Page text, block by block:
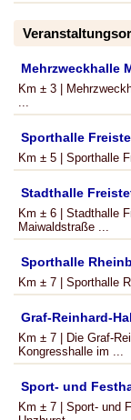
Mehrzweckhalle
Km ± 3 |
...
Sporthalle
Km ± 5 | Sporthalle
Stadthalle
Km ± 6 | Stadthalle
Maiwaldstraße ...
Sporthalle
Km ± 7 | Sporthalle
Graf-Reinhard-
Km ± 7 | Die Graf-
Kongresshalle im ...
Sport- und
Km ± 7 | Sport- und